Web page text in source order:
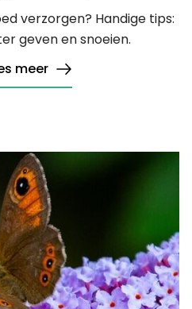
verzorgen? Handige tips:
geven en snoeien.
meer